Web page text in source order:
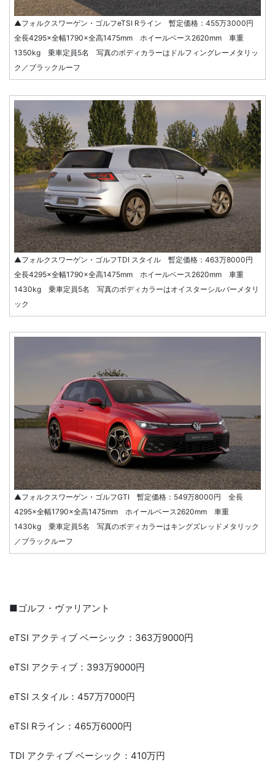
▲フォルクスワーゲン・ゴルフeTSI Rライン 暫定価格：455万3000円
全長4295×全幅1790×全高1475mm ホイールベース2620mm 車重
1350kg 乗車定員5名 写真のボディカラーはドルフィングレーメタリッ
ク／ブラックルーフ
▲フォルクスワーゲン・ゴルフTDI スタイル 暫定価格：463万8000円
全長4295×全幅1790×全高1475mm ホイールベース2620mm 車重
1430kg 乗車定員5名 写真のボディカラーはオイスターシルバーメタリ
ック
▲フォルクスワーゲン・ゴルフGTI 暫定価格：549万8000円 全長
4295×全幅1790×全高1475mm ホイールベース2620mm 車重
1430kg 乗車定員5名 写真のボディカラーはキングズレッドメタリック
／ブラックルーフ
■ゴルフ・ヴァリアント
eTSI アクティブ ベーシック：363万9000円
eTSI アクティブ：393万9000円
eTSI スタイル：457万7000円
eTSI Rライン：465万6000円
TDI アクティブ ベーシック：410万円